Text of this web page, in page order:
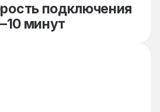
подключения
минут